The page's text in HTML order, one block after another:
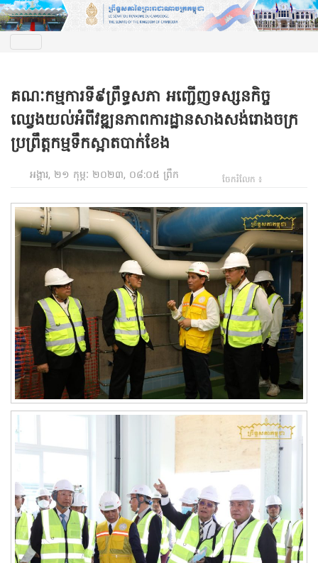
គណៈកម្មការទី៩ព្រឹទ្ធសភា អញ្ជើញទស្សនកិច្ច
ឈ្វេងយល់អំពីវឌ្ឍនភាពការដ្ឋានសាងសង់រោងចក្រ
ប្រព្រឹត្តកម្មទឹកស្អាតបាក់ខែង
អង្គារ, ២១ កុម្ភៈ ២០២៣, ០៨:០៥ ព្រឹក ចែករំលែក ៖